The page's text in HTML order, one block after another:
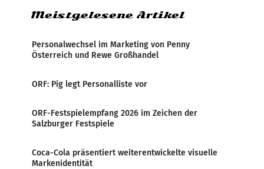
Meistgelesene Artikel
Personalwechsel im Marketing von Penny
Österreich und Rewe Großhandel
ORF: Pig legt Personalliste vor
ORF-Festspielempfang 2026 im Zeichen der
Salzburger Festspiele
Coca-Cola präsentiert weiterentwickelte visuelle
Markenidentität